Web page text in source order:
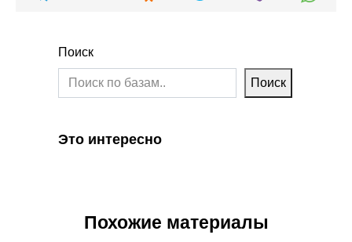
Поиск
Поиск
Это интересно
Похожие материалы